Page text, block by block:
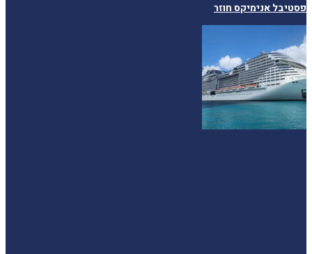
פסטיבל אנימיקס חוזר